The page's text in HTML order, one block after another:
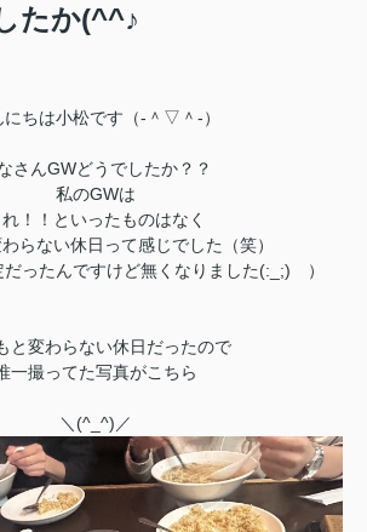
たか(^^♪
にちは小松です（‐＾▽＾‐）
さんGWどうでしたか？？
私のGWは
れ！！といったものはなく
らない休日って感じでした（笑）
ったんですけど無くなりました(:_;) ）
と変わらない休日だったので
一撮ってた写真がこちら
＼(^_^)／